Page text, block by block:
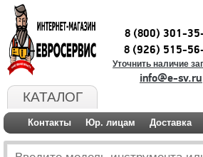
КАТАЛОГ
8 (800) 301-
8 (926) 515-
Уточнить наличие
info@e-sv.ru
Контакты Юр. лицам Доставка